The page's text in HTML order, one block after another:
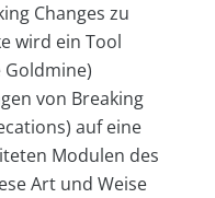
Changes zu
wird ein Tool
Goldmine)
von Breaking
auf eine
Modulen des
Art und Weise